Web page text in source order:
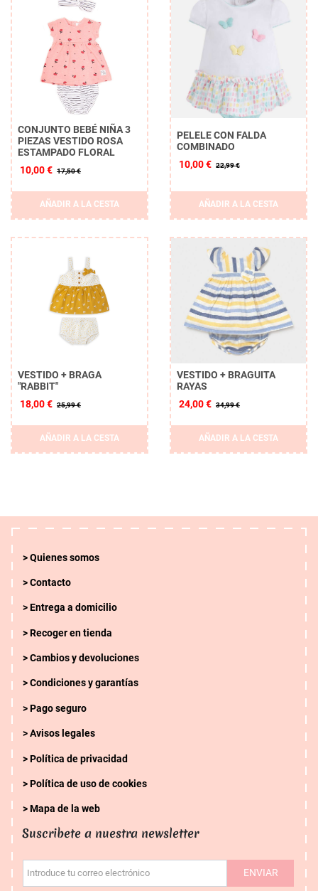
CONJUNTO BEBÉ NIÑA 3
PIEZAS VESTIDO ROSA
ESTAMPADO FLORAL
10,00 € 17,50 €
AÑADIR A LA CESTA
PELELE CON FALDA
COMBINADO
10,00 € 22,99 €
AÑADIR A LA CESTA
VESTIDO + BRAGA
"RABBIT"
18,00 € 25,99 €
AÑADIR A LA CESTA
VESTIDO + BRAGUITA
RAYAS
24,00 € 34,99 €
AÑADIR A LA CESTA
Quienes somos
Contacto
Entrega a domicilio
Recoger en tienda
Cambios y devoluciones
Condiciones y garantías
Pago seguro
Avisos legales
Política de privacidad
Política de uso de cookies
Mapa de la web
Suscribete a nuestra newsletter
Introduce tu correo electrónico ENVIAR